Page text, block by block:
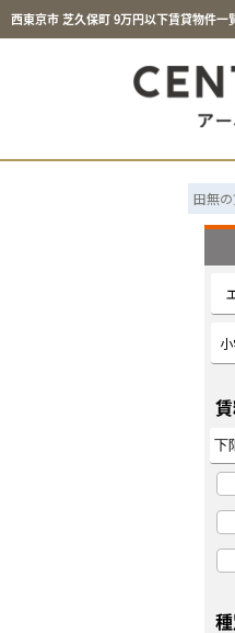
西東京市 芝久保町 9万円以下賃貸物件
田無